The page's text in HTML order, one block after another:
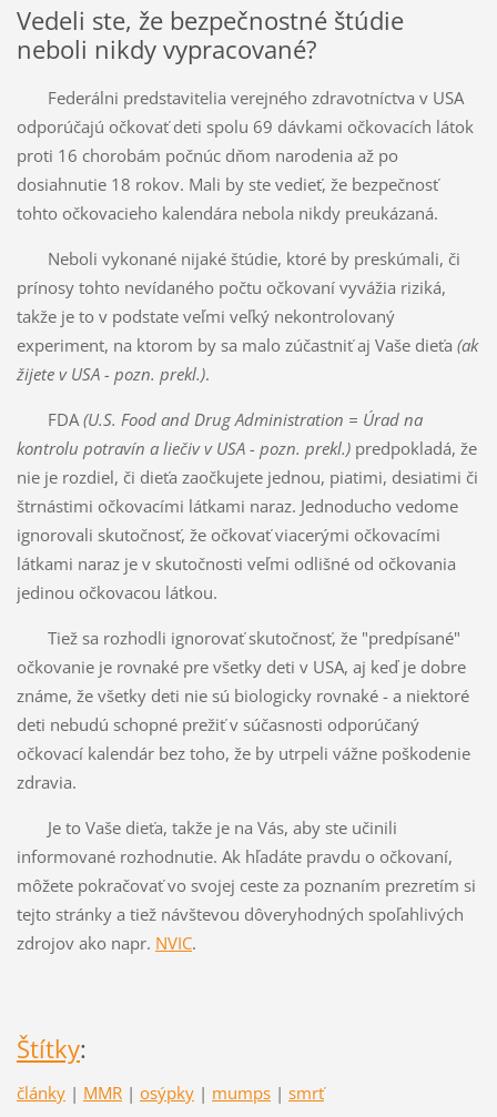
Vedeli ste, že bezpečnostné štúdie
neboli nikdy vypracované?
Federálni predstavitelia verejného zdravotníctva v USA
odporúčajú očkovať deti spolu 69 dávkami očkovacích látok
proti 16 chorobám počnúc dňom narodenia až po
dosiahnutie 18 rokov. Mali by ste vedieť, že bezpečnosť
tohto očkovacieho kalendára nebola nikdy preukázaná.
Neboli vykonané nijaké štúdie, ktoré by preskúmali, či
prínosy tohto nevídaného počtu očkovaní vyvážia riziká,
takže je to v podstate veľmi veľký nekontrolovaný
experiment, na ktorom by sa malo zúčastniť aj Vaše dieťa (ak
žijete v USA - pozn. prekl.).
FDA (U.S. Food and Drug Administration = Úrad na
kontrolu potravín a liečiv v USA - pozn. prekl.)predpokladá, že
nie je rozdiel, či dieťa zaočkujete jednou, piatimi, desiatimi či
štrnástimi očkovacími látkami naraz. Jednoducho vedome
ignorovali skutočnosť, že očkovať viacerými očkovacími
látkami naraz je v skutočnosti veľmi odlišné od očkovania
jedinou očkovacou látkou.
Tiež sa rozhodli ignorovať skutočnosť, že "predpísané"
očkovanie je rovnaké pre všetky deti v USA, aj keď je dobre
známe, že všetky deti nie sú biologicky rovnaké - a niektoré
deti nebudú schopné prežiť v súčasnosti odporúčaný
očkovací kalendár bez toho, že by utrpeli vážne poškodenie
zdravia.
Je to Vaše dieťa, takže je na Vás, aby ste učinili
informované rozhodnutie. Ak hľadáte pravdu o očkovaní,
môžete pokračovať vo svojej ceste za poznaním prezretím si
tejto stránky a tiež návštevou dôveryhodných spoľahlivých
zdrojov ako napr. NVIC.
Štítky:
články | MMR | osýpky | mumps | smrť